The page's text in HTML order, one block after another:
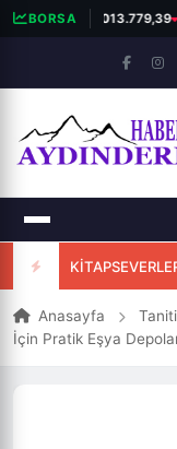
BORSA
BIST 100 13.779,39
Anasayfa
İçin Pratik Eşya